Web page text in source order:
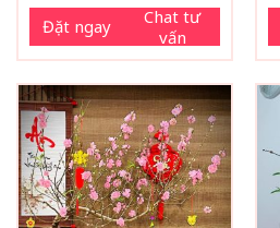
Đặt ngay
Chat tư
vấn